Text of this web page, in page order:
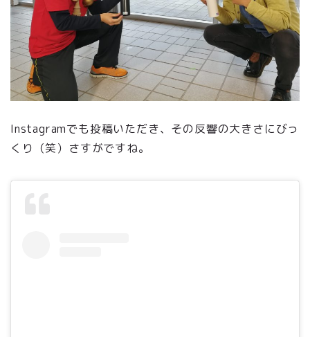
Instagramでも投稿いただき、その反響の大きさにびっ
くり（笑）さすがですね。